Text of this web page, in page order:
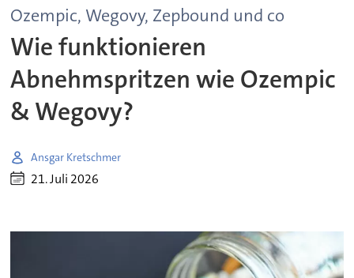
Ozempic, Wegovy, Zepbound und co
Wie funktionieren
Abnehmspritzen wie Ozempic
& Wegovy?
Ansgar Kretschmer
21. Juli 2026